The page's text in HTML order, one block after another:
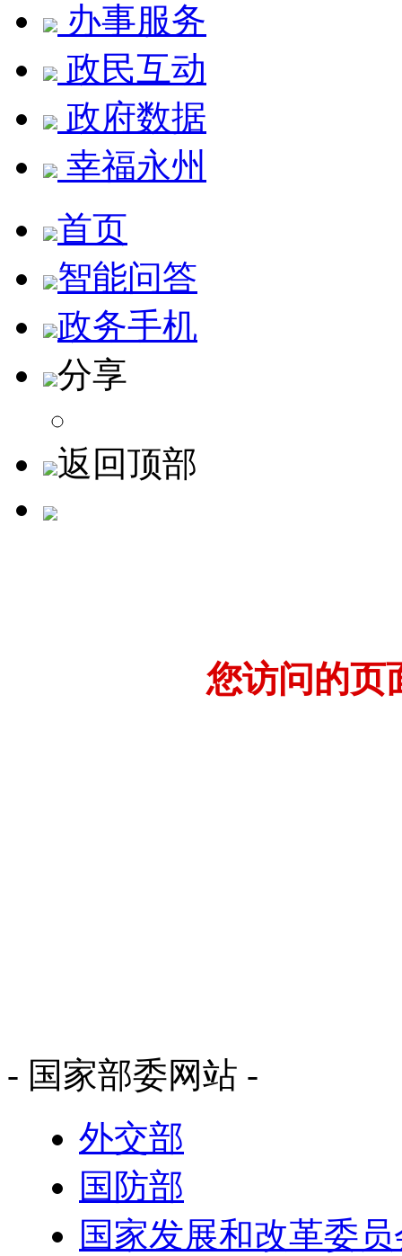
办事服务
政民互动
政府数据
幸福永州
首页
智能问答
政务手机
分享
返回顶部
您访问的页
- 国家部委网站 -
外交部
国防部
国家发展和改革委